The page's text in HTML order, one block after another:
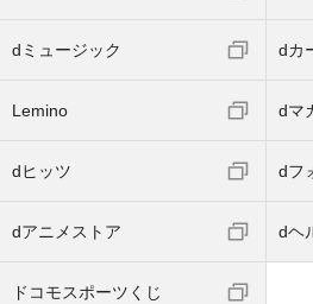
dミュージック dカ
Lemino dマ
dヒッツ dフ
dアニメストア dヘ
ドコモスポーツくじ